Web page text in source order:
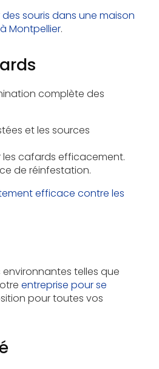
souris dans une maison
Montpellier.
complète des
et les sources
cafards efficacement.
de réinfestation.
efficace contre les
telles que
entreprise pour se
pour toutes vos